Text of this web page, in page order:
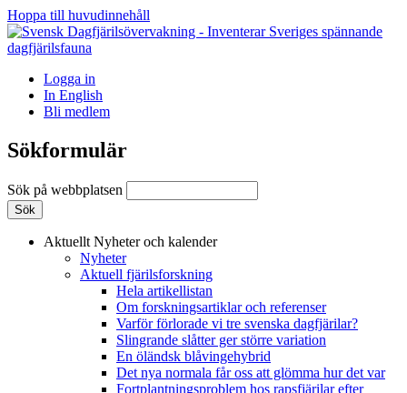
Hoppa till huvudinnehåll
Logga in
In English
Bli medlem
Sökformulär
Sök på webbplatsen
Aktuellt Nyheter och kalender
Nyheter
Aktuell fjärilsforskning
Hela artikellistan
Om forskningsartiklar och referenser
Varför förlorade vi tre svenska dagfjärilar?
Slingrande slåtter ger större variation
En öländsk blåvingehybrid
Det nya normala får oss att glömma hur det var
Fortplantningsproblem hos rapsfjärilar efter